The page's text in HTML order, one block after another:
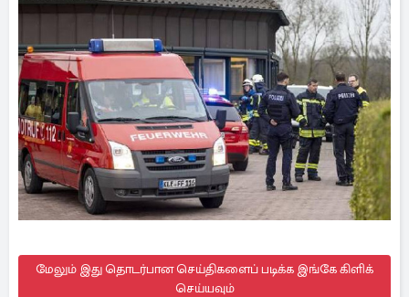
மேலும் இது தொடர்பான செய்திகளைப் படிக்க இங்கே கிளிக்
செய்யவும்